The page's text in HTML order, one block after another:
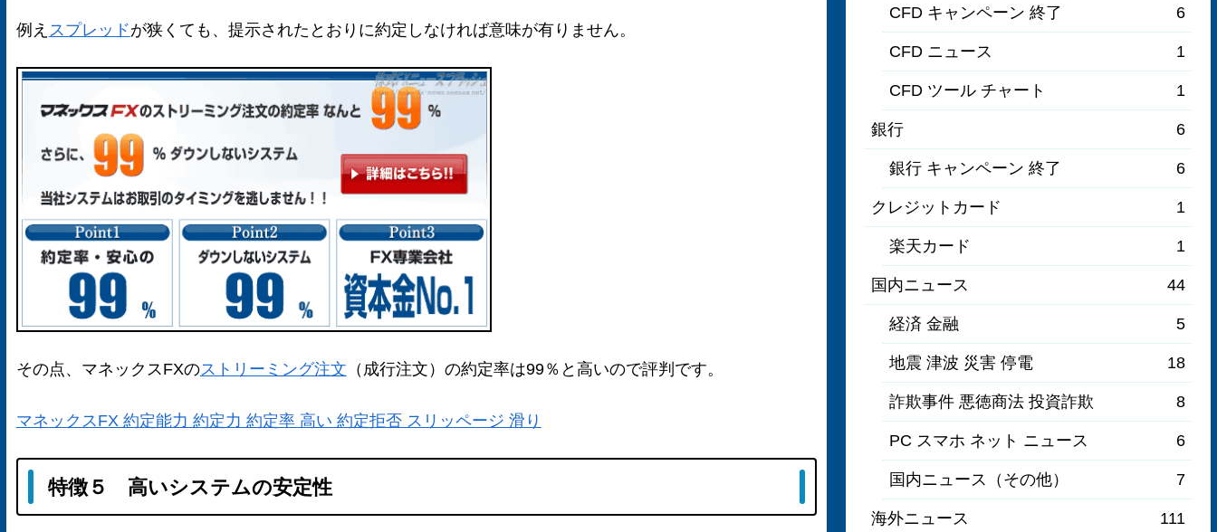
例え スプレッドが狭くても、提示されたとおりに約定しなければ意味が有りません。
その点、マネックスFXのストリーミング注文 （成行注文）の約定率は99％と高いので評判です。
マネックスFX 約定能力 約定力 約定率 高い 約定拒否 スリッページ 滑り
特徴５ 高いシステムの安定性
CFD キャンペーン 終了 6
CFD ニュース 1
CFD ツール チャート 1
銀行 6
銀行 キャンペーン 終了 6
クレジットカード 1
楽天カード 1
国内ニュース 44
経済 金融 5
地震 津波 災害 停電 18
詐欺事件 悪徳商法 投資詐欺 8
PC スマホ ネット ニュース 6
国内ニュース（その他） 7
海外ニュース 111